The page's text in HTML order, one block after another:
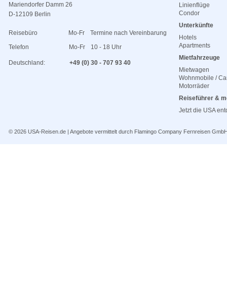
Mariendorfer Damm 26
D-12109 Berlin
Reisebüro Mo-Fr
Termine nach Vereinbarung
Telefon
Mo-Fr 10 - 18 Uhr
Deutschland: +49 (0) 30 - 707 93 40
Linienflüge
Condor
Unterkünfte
Hotels
Apartments
Mietfahrzeuge
Mietwagen
Wohnmobile /
Motorräder
Reiseführer &
Jetzt die USA
© 2026 USA-Reisen.de | Angebote vermittelt durch Flamingo Company Fernreisen